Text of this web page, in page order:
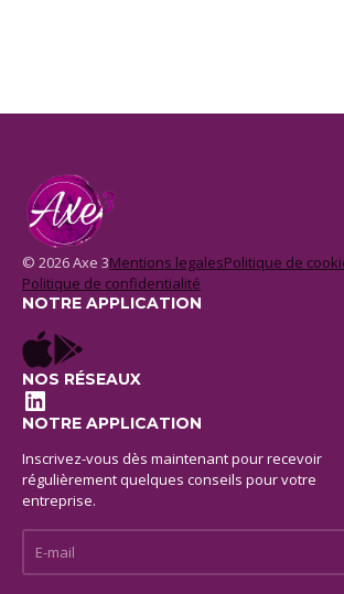
© 2026 Axe 3Mentions legalesPolitique de
Politique de confidentialité
NOTRE APPLICATION
NOS RÉSEAUX
LinkedIn
NOTRE APPLICATION
Inscrivez-vous dès maintenant pour recevoir
régulièrement quelques conseils pour votre
entreprise.